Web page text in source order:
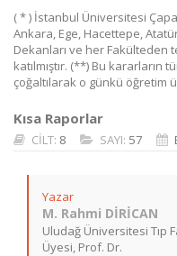
( * ) İstanbul Üniversitesi
Ankara, Ege, Hacettepe,
Dekanları ve her Fakülteden
katılmıştır. (**) Bu kararların
çoğaltılarak o günkü öğretim
Kısa Raporlar
CİLT: 8 SAYI: 57
Yazar
M. Rahmi DİRİCAN
Uludağ Üniversitesi Tıp
Üyesi, Prof. Dr.